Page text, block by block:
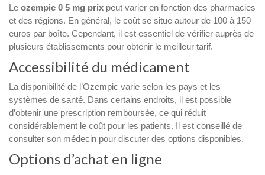
Le ozempic 0 5 mg prix peut varier en fonction des pharmacies
et des régions. En général, le coût se situe autour de 100 à 150
euros par boîte. Cependant, il est essentiel de vérifier auprès de
plusieurs établissements pour obtenir le meilleur tarif.
Accessibilité du médicament
La disponibilité de l’Ozempic varie selon les pays et les
systèmes de santé. Dans certains endroits, il est possible
d’obtenir une prescription remboursée, ce qui réduit
considérablement le coût pour les patients. Il est conseillé de
consulter son médecin pour discuter des options disponibles.
Options d’achat en ligne